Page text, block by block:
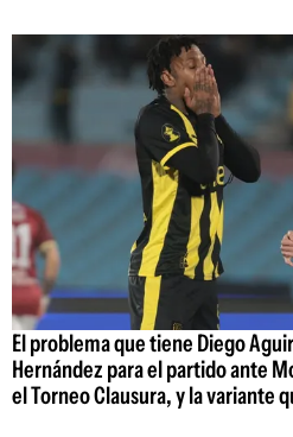
El problema que tiene Diego
Hernández para el partido ante
el Torneo Clausura, y la variante